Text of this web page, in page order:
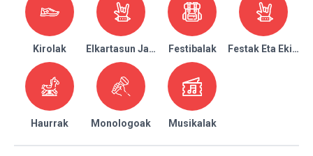
Kirolak Elkartasun JaialdiakFestibalak Festak Eta
Haurrak Monologoak Musikalak